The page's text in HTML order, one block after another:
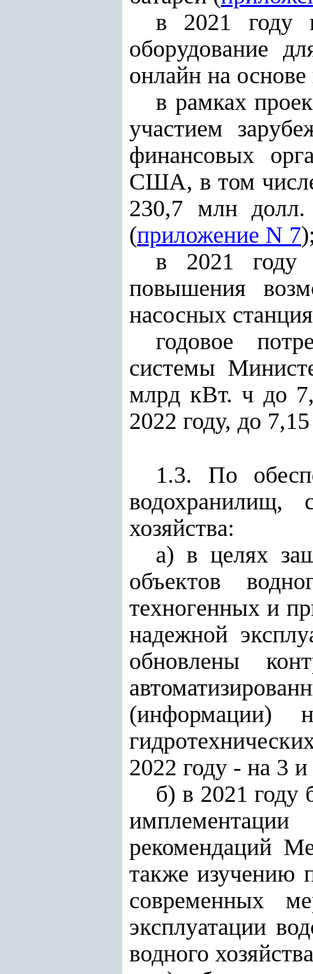
в 2021 году
оборудование
онлайн на
в рамках
участием
финансовых
США, в том
230,7 млн
(приложение N 7
в 2021 году
повышения
насосных
годовое
системы
млрд кВт.ч до
2022 году, до
1.3. По
водохранилищ,
хозяйства:
а) в целях
объектов
техногенных и
надежной
обновлены
(информации)
2022 году - на 3
б) в 2021 году
рекомендаций
также изучению
современных
эксплуатации
водного